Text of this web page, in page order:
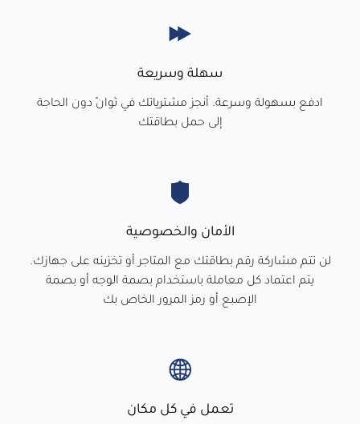
سهلة وسريعة
ادفع بسهولة وسرعة. أنجز مشترياتك في ثوانٍ دون الحاجة
إلى حمل بطاقتك
الأمان والخصوصية
لن تتم مشاركة رقم بطاقتك مع المتاجر أو تخزينه على جهازك.
يتم اعتماد كل معاملة باستخدام بصمة الوجه أو بصمة
الإصبع أو رمز المرور الخاص بك
تعمل في كل مكان